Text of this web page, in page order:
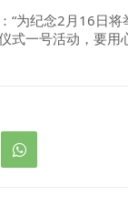
“为纪念2月16日
式一号活动，要用